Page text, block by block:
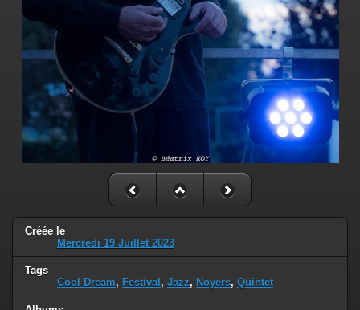
Créée le
Mercredi 19 Juillet 2023
Tags
Cool Dream, Festival , Jazz, Noyers, Quintet